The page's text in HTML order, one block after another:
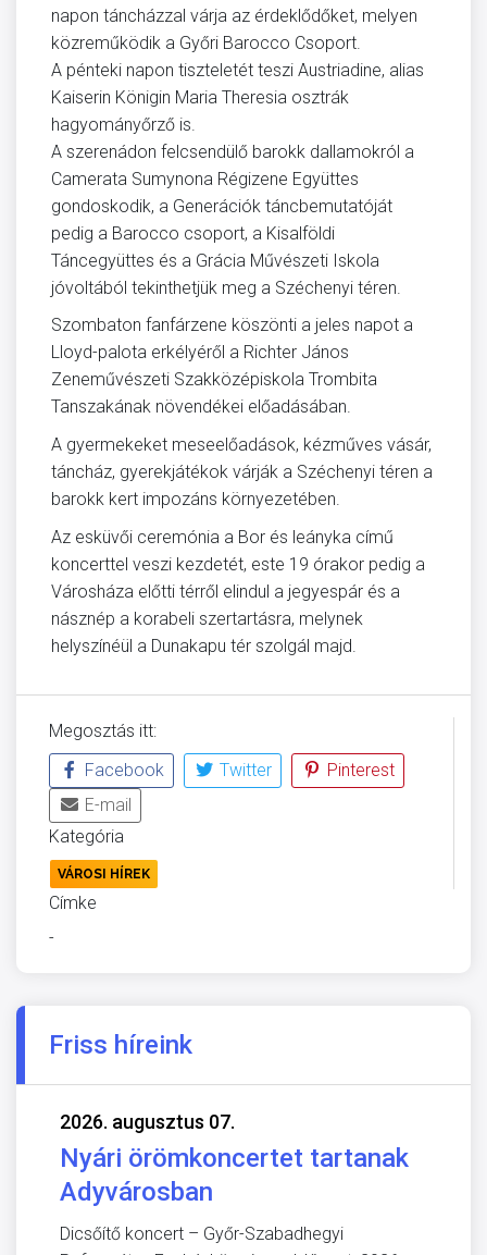
napon táncházzal várja az érdeklődőket, melyen
közreműködik a Győri Barocco Csoport.
A pénteki napon tiszteletét teszi Austriadine, alias
Kaiserin Königin Maria Theresia osztrák
hagyományőrző is.
A szerenádon felcsendülő barokk dallamokról a
Camerata Sumynona Régizene Együttes
gondoskodik, a Generációk táncbemutatóját
pedig a Barocco csoport, a Kisalföldi
Táncegyüttes és a Grácia Művészeti Iskola
jóvoltából tekinthetjük meg a Széchenyi téren.
Szombaton fanfárzene köszönti a jeles napot a
Lloyd-palota erkélyéről a Richter János
Zeneművészeti Szakközépiskola Trombita
Tanszakának növendékei előadásában.
A gyermekeket meseelőadások, kézműves vásár,
táncház, gyerekjátékok várják a Széchenyi téren a
barokk kert impozáns környezetében.
Az esküvői ceremónia a Bor és leányka című
koncerttel veszi kezdetét, este 19 órakor pedig a
Városháza előtti térről elindul a jegyespár és a
násznép a korabeli szertartásra, melynek
helyszínéül a Dunakapu tér szolgál majd.
Megosztás itt:
Facebook
Twitter
Pinterest
E-mail
Kategória
VÁROSI HÍREK
Címke
-
Friss híreink
2026. augusztus 07.
Nyári örömkoncertet tartanak
Adyvárosban
Dicsőítő koncert – Győr-Szabadhegyi